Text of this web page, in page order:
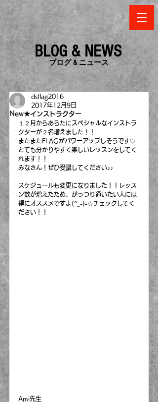
BLOG & NEWS
​ブログ & ニュース
New★インストラクター
dsflag2016
2017年12月9日
１２月からあらたにスペシャルなインストラ
クターが２名増えました！！
またまたFLAGがパワーアップしそうです♡
とても分かりやすく楽しいレッスンをしてく
れます！！
みなさん！ぜひ受講してください♪♪
スケジュールも変更になりました！！レッス
ン数が増えたため、がっつり通いたい人には
得にオススメですよ(^_-)-☆チェックしてく
ださい！！
Ami先生